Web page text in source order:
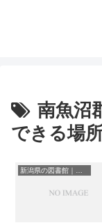
南魚沼
できる場